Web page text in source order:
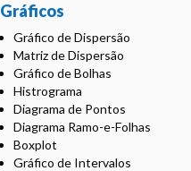
Gráficos
Gráfico de Dispersão
Matriz de Dispersão
Gráfico de Bolhas
Histrograma
Diagrama de Pontos
Diagrama Ramo-e-Folhas
Boxplot
Gráfico de Intervalos